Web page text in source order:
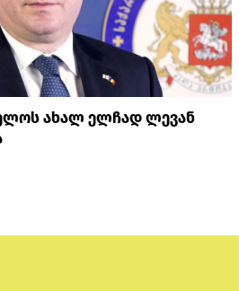
ახალ ელჩად ლევან